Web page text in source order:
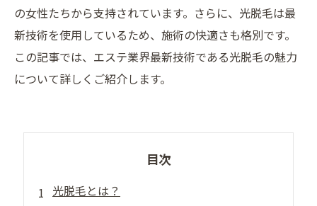
の女性たちから支持されています。さらに、光脱毛は最
新技術を使用しているため、施術の快適さも格別です。
この記事では、エステ業界最新技術である光脱毛の魅力
について詳しくご紹介します。
目次
光脱毛とは？